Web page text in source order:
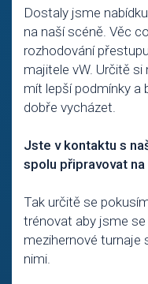
Dostaly jsme
na naší scéně. Věc
rozhodování
majitele vW. Určitě
mít lepší podmínky a
dobře vycházet.
Jste v kontaktu s
spolu připravovat
Tak určitě se
trénovat aby jsme
mezihernové turnaje
nimi.